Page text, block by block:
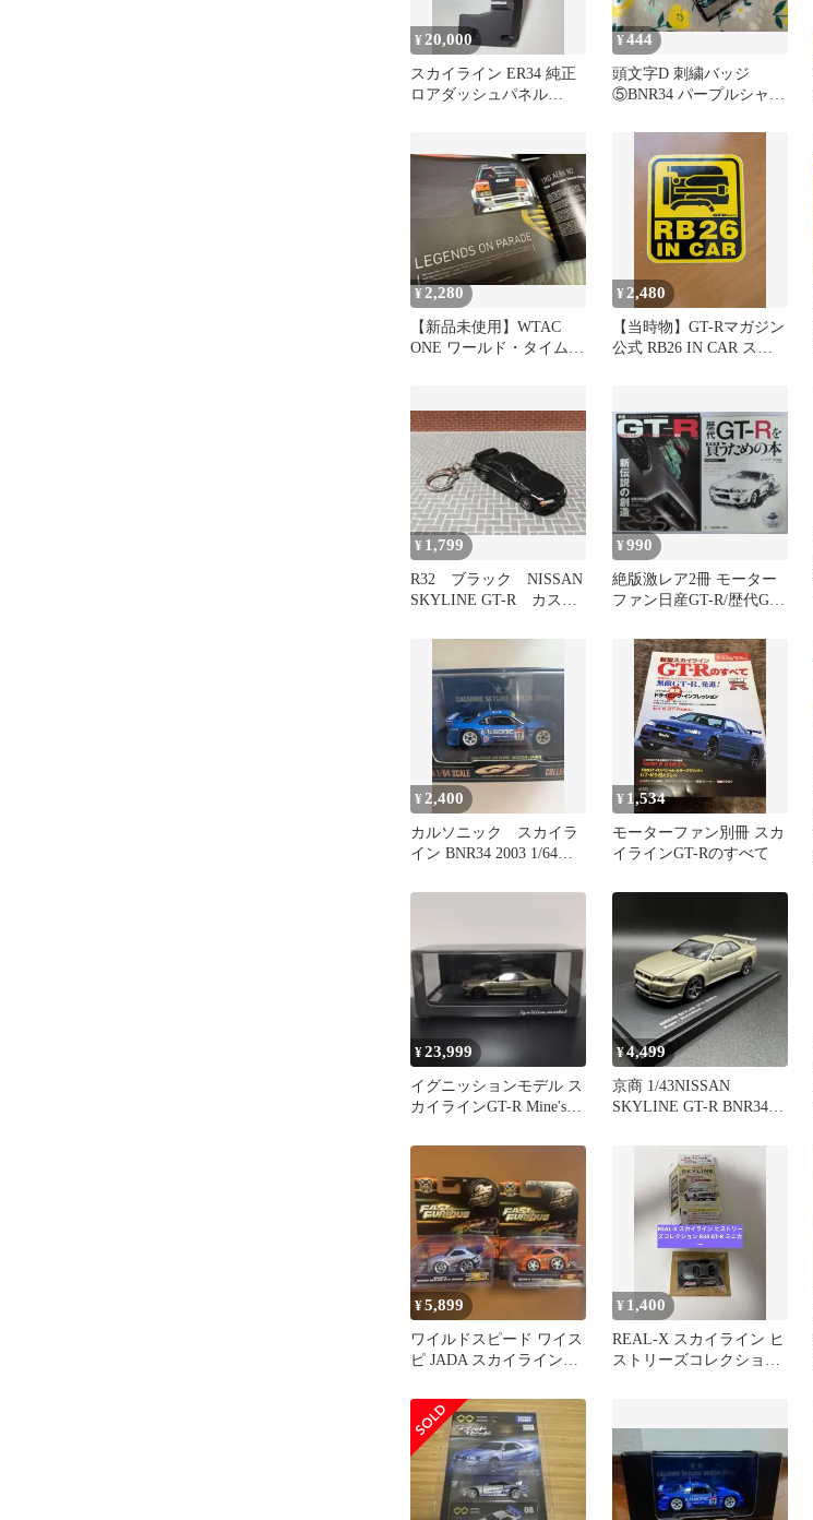
¥ 20,000
スカイライン ER34 純正
ロアダッシュパネル
¥444
頭文字D 刺繍バッジ
⑤BNR34 パープルシャド
¥ 2,280
【新品未使用】WTAC
ONE ワールド・タイム・
¥ 2,480
【当時物】GT-Rマガジン
公式 RB26 IN CAR ステ
¥ 1,799
R32 ブラック NISSAN
SKYLINE GT-R カスタ
¥990
絶版激レア2冊 モーター
ファン日産GT-R/歴代GT-
¥2,400
カルソニック スカイラ
イン BNR34 2003 1/64
¥ 1,534
モーターファン別冊 スカ
イラインGT-Rのすべて
¥23,999
イグニッションモデル ス
カイラインGT-R Mine's
¥4,499
京商 1/43NISSAN
SKYLINE GT-R BNR34
¥5,899
ワイルドスピード ワイス
ピ JADA スカイライン
ン
¥ 1,400
REAL-X スカイライン ヒ
ストリーズコレクション